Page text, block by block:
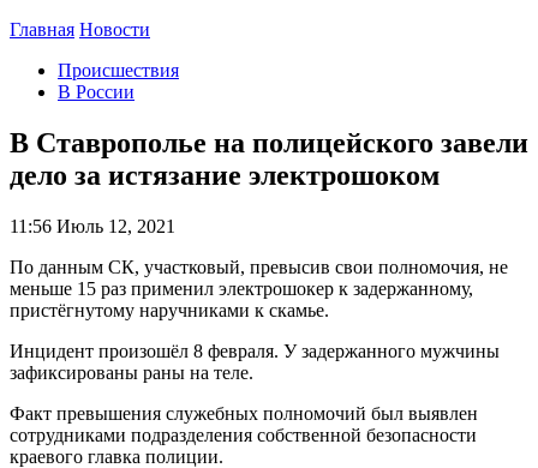
Главная Новости
Происшествия
В России
В Ставрополье на полицейского завели
дело за истязание электрошоком
11:56 Июль 12, 2021
По данным СК, участковый, превысив свои полномочия, не
меньше 15 раз применил электрошокер к задержанному,
пристёгнутому наручниками к скамье.
Инцидент произошёл 8 февраля. У задержанного мужчины
зафиксированы раны на теле.
Факт превышения служебных полномочий был выявлен
сотрудниками подразделения собственной безопасности
краевого главка полиции.